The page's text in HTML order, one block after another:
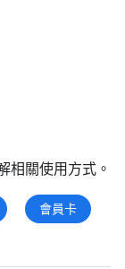
相關使用方式。
會員卡